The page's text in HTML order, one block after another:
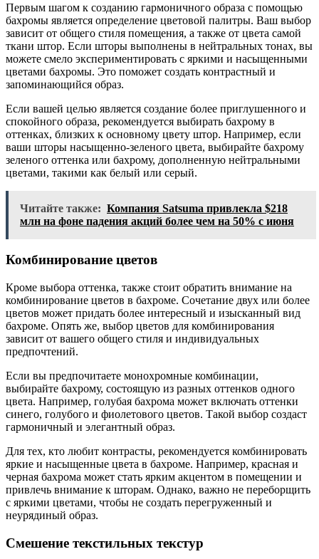
Первым шагом к созданию гармоничного образа с помощью
бахромы является определение цветовой палитры. Ваш выбор
зависит от общего стиля помещения, а также от цвета самой
ткани штор. Если шторы выполнены в нейтральных тонах, вы
можете смело экспериментировать с яркими и насыщенными
цветами бахромы. Это поможет создать контрастный и
запоминающийся образ.
Если вашей целью является создание более приглушенного и
спокойного образа, рекомендуется выбирать бахрому в
оттенках, близких к основному цвету штор. Например, если
ваши шторы насыщенно-зеленого цвета, выбирайте бахрому
зеленого оттенка или бахрому, дополненную нейтральными
цветами, такими как белый или серый.
Читайте также: Компания Satsuma привлекла $218
млн на фоне падения акций более чем на 50% с июня
Комбинирование цветов
Кроме выбора оттенка, также стоит обратить внимание на
комбинирование цветов в бахроме. Сочетание двух или более
цветов может придать более интересный и изысканный вид
бахроме. Опять же, выбор цветов для комбинирования
зависит от вашего общего стиля и индивидуальных
предпочтений.
Если вы предпочитаете монохромные комбинации,
выбирайте бахрому, состоящую из разных оттенков одного
цвета. Например, голубая бахрома может включать оттенки
синего, голубого и фиолетового цветов. Такой выбор создаст
гармоничный и элегантный образ.
Для тех, кто любит контрасты, рекомендуется комбинировать
яркие и насыщенные цвета в бахроме. Например, красная и
черная бахрома может стать ярким акцентом в помещении и
привлечь внимание к шторам. Однако, важно не переборщить
с яркими цветами, чтобы не создать перегруженный и
неурядиный образ.
Смешение текстильных текстур